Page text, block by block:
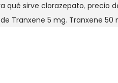
qué sirve clorazepato, precio
Tranxene 5 mg, Tranxene 50